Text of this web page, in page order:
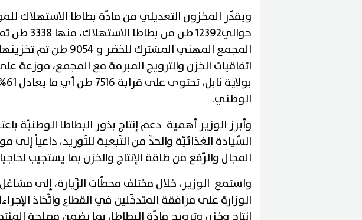
حوالي12392
المجمع المهني المشترك
الوطني.
وأبرز الوزير أهمية دعم إنتاج بذور البطاطا الوطنيّة
السّيادة الغذائيّة والحدّ من التّبعية للتّوريد، داعياً إلى
المجال والرّفع من طاقة الإنتاج والخزن بما يستجيب
واستمع الوزير، خلال مختلف محطّات الزّيارة، إلى
الوزارة على مرافقة المتدخّلين في القطاع واتّخاذ